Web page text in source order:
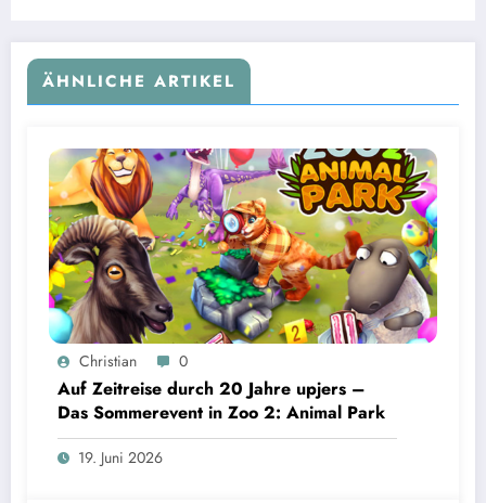
ÄHNLICHE ARTIKEL
Christian 0
Auf Zeitreise durch 20 Jahre upjers –
Das Sommerevent in Zoo 2: Animal Park
19. Juni 2026